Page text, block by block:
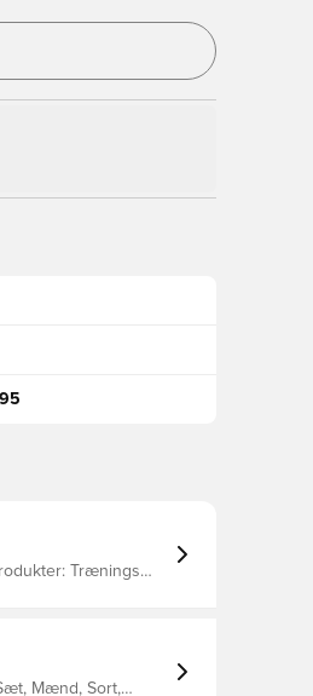
dig som medlem
Trænings
Mænd, Sort,